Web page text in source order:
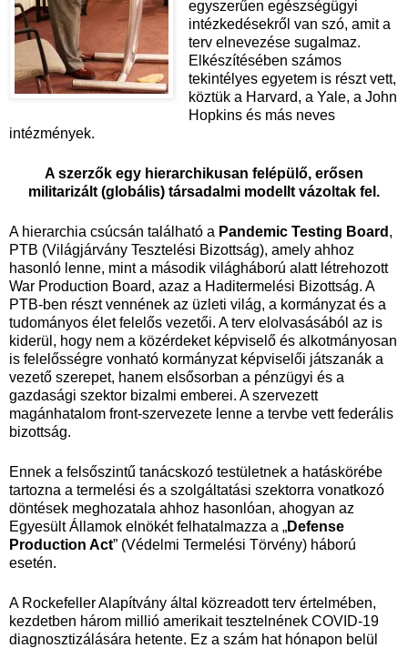
egyszerűen egészségügyi
intézkedésekről van szó, amit a
terv elnevezése sugalmaz.
Elkészítésében számos
tekintélyes egyetem is részt vett,
köztük a Harvard, a Yale, a John
Hopkins és más neves
intézmények.
A szerzők egy hierarchikusan felépülő, erősen
militarizált (globális) társadalmi modellt vázoltak fel.
A hierarchia csúcsán található a Pandemic Testing Board ,
PTB (Világjárvány Tesztelési Bizottság), amely ahhoz
hasonló lenne, mint a második világháború alatt létrehozott
War Production Board, azaz a Haditermelési Bizottság. A
PTB-ben részt vennének az üzleti világ, a kormányzat és a
tudományos élet felelős vezetői. A terv elolvasásából az is
kiderül, hogy nem a közérdeket képviselő és alkotmányosan
is felelősségre vonható kormányzat képviselői játszanák a
vezető szerepet, hanem elsősorban a pénzügyi és a
gazdasági szektor bizalmi emberei. A szervezett
magánhatalom front-szervezete lenne a tervbe vett federális
bizottság.
Ennek a felsőszintű tanácskozó testületnek a hatáskörébe
tartozna a termelési és a szolgáltatási szektorra vonatkozó
döntések meghozatala ahhoz hasonlóan, ahogyan az
Egyesült Államok elnökét felhatalmazza a „Defense
Production Act” (Védelmi Termelési Törvény) háború
esetén.
A Rockefeller Alapítvány által közreadott terv értelmében,
kezdetben három millió amerikait tesztelnének COVID-19
diagnosztizálására hetente. Ez a szám hat hónapon belül